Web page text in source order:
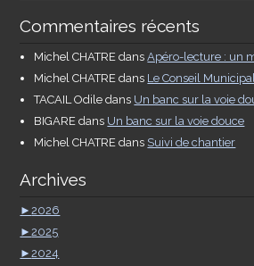
Commentaires récents
Michel CHATRE dansApéro-lecture : un
Michel CHATRE dans Le Conseil Municipal
TACAIL Odile dans Un banc sur la voie
BIGARE dans Un banc sur la voie douce
Michel CHATRE dans Suivi de chantier
Archives
►2026
►2025
►2024